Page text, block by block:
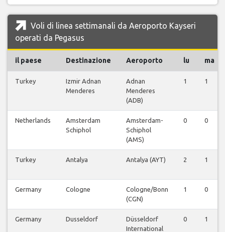
Voli di linea settimanali da Aeroporto Kayseri
operati da Pegasus
il paese Destinazione Aeroporto lu ma
Turkey
Izmir Adnan
Menderes
Adnan
Menderes
(ADB)
1 1
Netherlands
Amsterdam
Schiphol
Amsterdam-
Schiphol
(AMS)
0 0
Turkey Antalya Antalya (AYT) 2 1
Germany Cologne
Cologne/Bonn
(CGN)
1 0
Germany Dusseldorf
Düsseldorf
International
0 1